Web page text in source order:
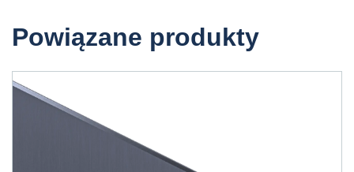
Powiązane produkty